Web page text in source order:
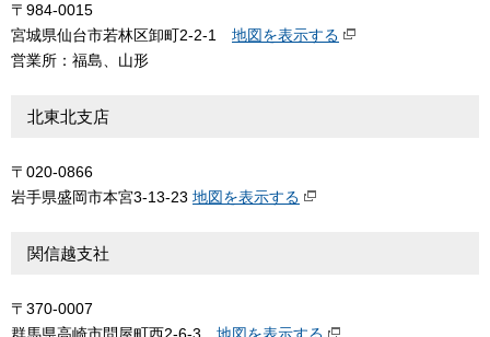
〒984-0015
宮城県仙台市若林区卸町2-2-1 地図を表示する
営業所：福島、山形
北東北支店
〒020-0866
岩手県盛岡市本宮3-13-23 地図を表示する
関信越支社
〒370-0007